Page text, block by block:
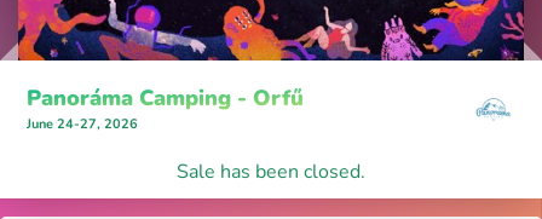
Panoráma Camping - Orfű
June 24-27, 2026
Sale has been closed.